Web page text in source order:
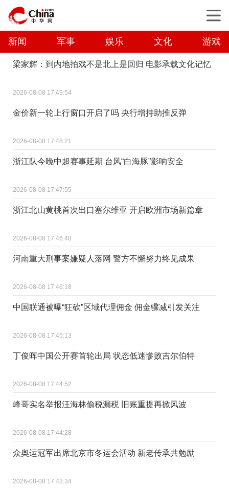
新闻 军事 娱乐 文化 游戏
梁家辉：到内地拍戏不是北上是回归 电影承载文化记忆
2026-08-08 17:49:54
金价新一轮上行窗口开启了吗 央行增持助推反弹
2026-08-08 17:48:21
浙江队今晚中超赛事延期 台风“白海豚”影响安全
2026-08-08 17:47:55
浙江北山黄桃首次出口塞尔维亚 开启欧洲市场新篇章
2026-08-08 17:46:48
河南重大刑事案嫌疑人落网 警方不懈努力终见成果
2026-08-08 17:46:18
中国联通被曝“狂砍”区域代理佣金 佣金骤减引发关注
2026-08-08 17:45:13
丁俊晖中国公开赛首轮出局 状态低迷惨败吉尔伯特
2026-08-08 17:44:52
峰哥实名举报汪海林偷税漏税 旧账重提再掀风波
2026-08-08 17:44:28
众奥运冠军出席北京市冬运会活动 新老传承共勉励
2026-08-08 17:43:34